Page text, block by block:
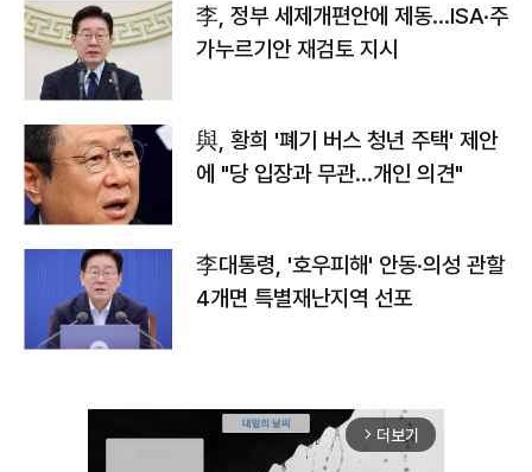
李, 정부 세제개편안에 제동…ISA·주
가누르기안 재검토 지시
與, 황희 '폐기 버스 청년 주택' 제안
에 "당 입장과 무관…개인 의견"
李대통령, '호우피해' 안동·의성 관할
4개면 특별재난지역 선포
arrow_forward_ios 더보기